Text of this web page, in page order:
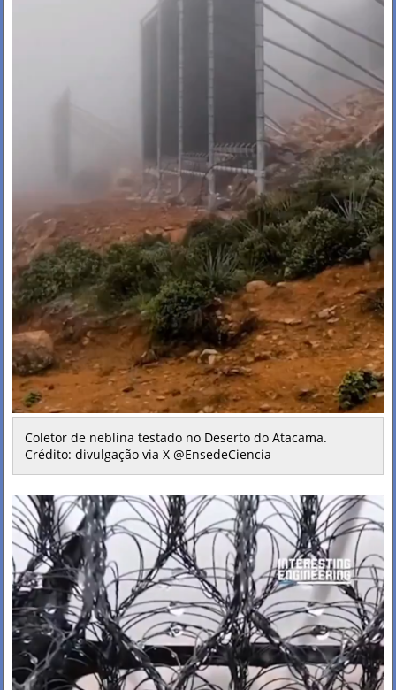
Coletor de neblina testado no Deserto do Atacama.
Crédito: divulgação via X @EnsedeCiencia